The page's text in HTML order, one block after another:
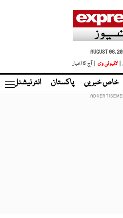
AUGUST 08,
لائیو ٹی وی | آج کا اخبار
خاص خبریں پاکستان انٹر نیشنل